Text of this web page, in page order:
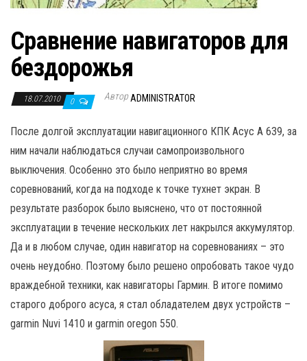
Сравнение навигаторов для
бездорожья
18.07.2010 0 АвторADMINISTRATOR
После долгой эксплуатации навигационного КПК Асус А 639, за
ним начали наблюдаться случаи самопроизвольного
выключения. Особенно это было неприятно во время
соревнований, когда на подходе к точке тухнет экран. В
результате разборок было выяснено, что от постоянной
эксплуатации в течение нескольких лет накрылся аккумулятор.
Да и в любом случае, один навигатор на соревнованиях – это
очень неудобно. Поэтому было решено опробовать такое чудо
враждебной техники, как навигаторы Гармин. В итоге помимо
старого доброго асуса, я стал обладателем двух устройств –
garmin Nuvi 1410 и garmin oregon 550.